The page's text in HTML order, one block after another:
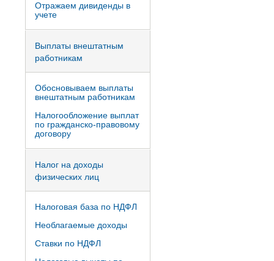
Отражаем дивиденды в
учете
Выплаты внештатным
работникам
Обосновываем выплаты
внештатным работникам
Налогообложение выплат
по гражданско-правовому
договору
Налог на доходы
физических лиц
Налоговая база по НДФЛ
Необлагаемые доходы
Ставки по НДФЛ